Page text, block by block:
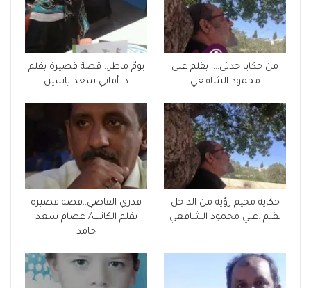
من حكايا جدتي…. بقلم علي
محمود الشافعي
يومٌ ماطر.. قصة قصيرة بقلم
د. أماني سعد ياسين
حكاية مخيم رؤية من الداخل
بقلم :علي محمود الشافعي
قدري القاضي..قصة قصيرة
بقلم الكاتب/ عصام سعد
حامد